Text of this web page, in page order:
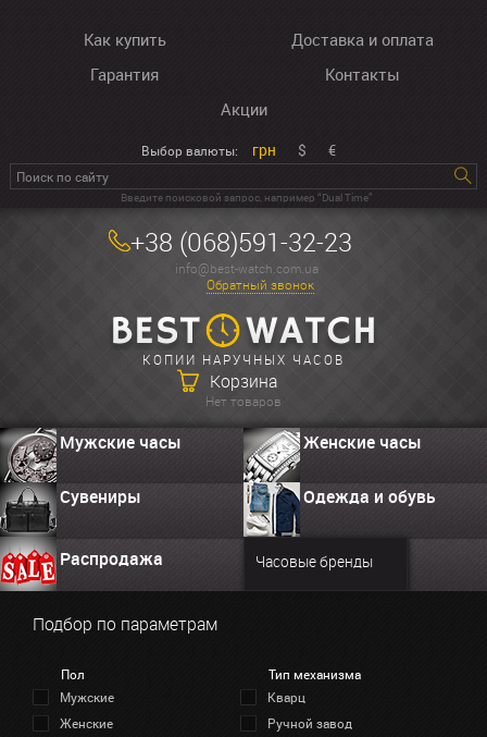
Как купить
Доставка и оплата
Гарантия
Контакты
Акции
Выбор валюты: грн $ €
Введите поисковой запрос, например “Dual Time”
+38 (068)591-32-23
info@best-watch.com.ua
Обратный звонок
КОПИИ НАРУЧНЫХ ЧАСОВ
Корзина
Нет товаров
Мужские часы Женские часы
Сувениры Одежда и обувь
Распродажа Часовые бренды
Подбор по параметрам
Пол
Мужские
Женские
Тип механизма
Кварц
Ручной завод